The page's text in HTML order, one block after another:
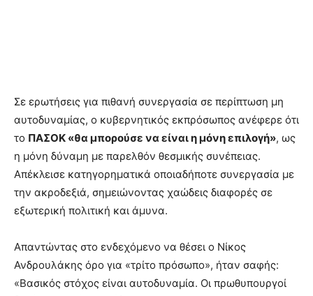
Σε ερωτήσεις για πιθανή συνεργασία σε περίπτωση μη
αυτοδυναμίας, ο κυβερνητικός εκπρόσωπος ανέφερε ότι
το ΠΑΣΟΚ «θα μπορούσε να είναι η μόνη επιλογή», ως
η μόνη δύναμη με παρελθόν θεσμικής συνέπειας.
Απέκλεισε κατηγορηματικά οποιαδήποτε συνεργασία με
την ακροδεξιά, σημειώνοντας χαώδεις διαφορές σε
εξωτερική πολιτική και άμυνα.
Απαντώντας στο ενδεχόμενο να θέσει ο Νίκος
Ανδρουλάκης όρο για «τρίτο πρόσωπο», ήταν σαφής:
«Βασικός στόχος είναι αυτοδυναμία. Οι πρωθυπουργοί